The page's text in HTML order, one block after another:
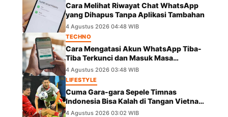
Cara Melihat Riwayat Chat WhatsApp
yang Dihapus Tanpa Aplikasi Tambahan
4 Agustus 2026 04:48 WIB
TECHNO
Cara Mengatasi Akun WhatsApp Tiba-
Tiba Terkunci dan Masuk Masa
Peninjauan Massal
4 Agustus 2026 03:48 WIB
LIFESTYLE
Cuma Gara-gara Sepele Timnas
Indonesia Bisa Kalah di Tangan Vietnam
dalam Laga Piala AFF 2026
4 Agustus 2026 03:02 WIB